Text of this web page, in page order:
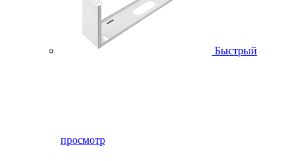
Быстрый
просмотр